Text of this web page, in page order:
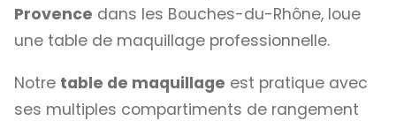
Provence dans les Bouches-du-Rhône, loue
une table de maquillage professionnelle.
Notre table de maquillage est pratique avec
ses multiples compartiments de rangement